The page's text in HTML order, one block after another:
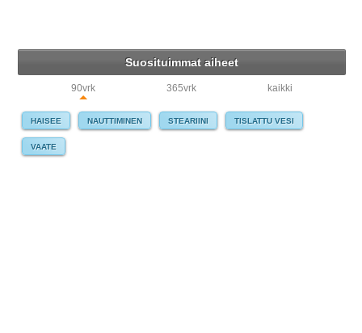
Suosituimmat aiheet
90vrk 365vrk kaikki
HAISEE NAUTTIMINEN STEARIINI TISLATTU VESI
VAATE